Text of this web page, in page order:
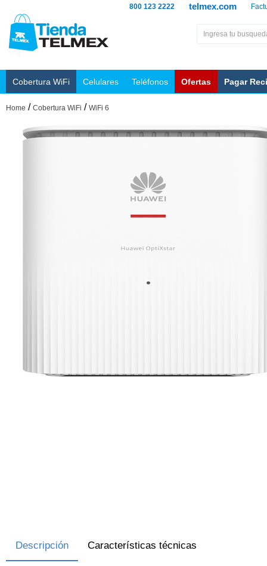
telmex.com
800 123 2222
Cobertura WiFi Celulares Teléfonos Ofertas Pagar
Home / Cobertura WiFi / WiFi 6
Descripción Características técnicas